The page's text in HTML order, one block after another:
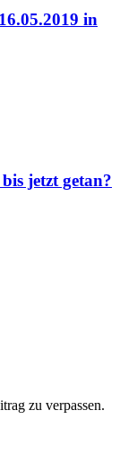
in
jetzt getan?
zu verpassen.